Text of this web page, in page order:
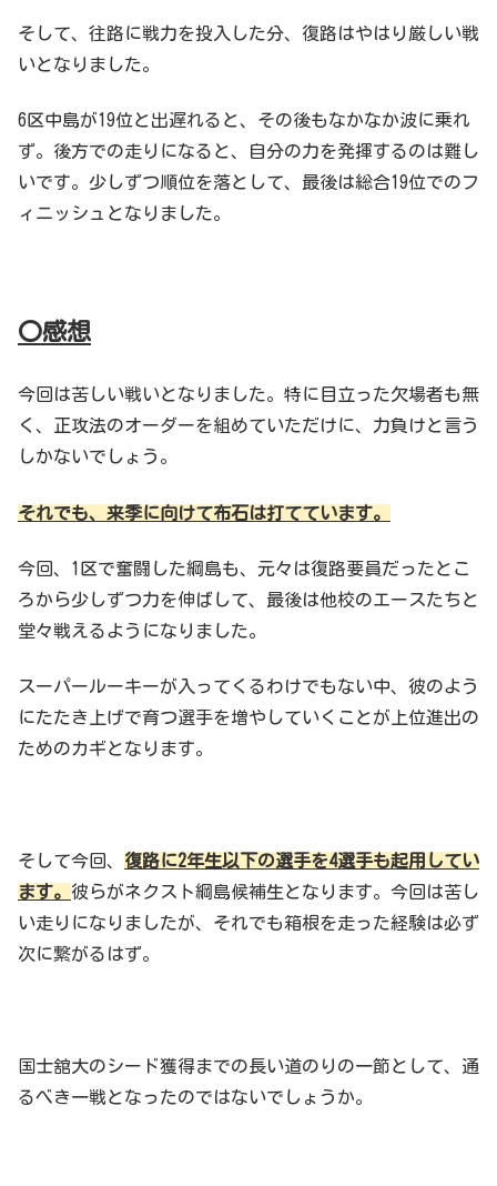
そして、往路に戦力を投入した分、復路はやはり厳しい戦
いとなりました。
6区中島が19位と出遅れると、その後もなかなか波に乗れ
ず。後方での走りになると、自分の力を発揮するのは難し
いです。少しずつ順位を落として、最後は総合19位でのフ
ィニッシュとなりました。
〇感想
今回は苦しい戦いとなりました。特に目立った欠場者も無
く、正攻法のオーダーを組めていただけに、力負けと言う
しかないでしょう。
それでも、来季に向けて布石は打てています。
今回、1区で奮闘した綱島も、元々は復路要員だったとこ
ろから少しずつ力を伸ばして、最後は他校のエースたちと
堂々戦えるようになりました。
スーパールーキーが入ってくるわけでもない中、彼のよう
にたたき上げで育つ選手を増やしていくことが上位進出の
ためのカギとなります。
そして今回、 復路に2年生以下の選手を4選手も起用してい
ます。 彼らがネクスト綱島候補生となります。今回は苦し
い走りになりましたが、それでも箱根を走った経験は必ず
次に繋がるはず。
国士舘大のシード獲得までの長い道のりの一節として、通
るべき一戦となったのではないでしょうか。